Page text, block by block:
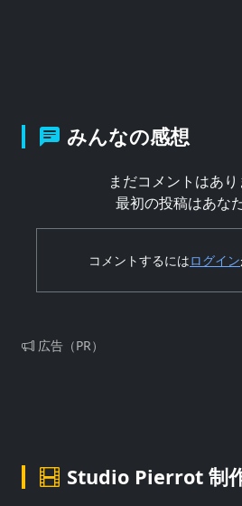
みんなの感想
まだコメントはあり
最初の投稿はあな
コメントするにはログイン
広告（PR）
Studio Pierrot 制